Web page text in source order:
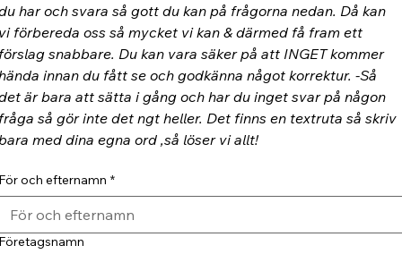
har och svara så gott du kan på frågorna nedan. Då kan
förbereda oss så mycket vi kan & därmed få fram ett
snabbare. Du kan vara säker på att INGET kommer
innan du fått se och godkänna något korrektur. -Så
är bara att sätta i gång och har du inget svar på någon
så gör inte det ngt heller. Det finns en textruta så skriv
med dina egna ord ,så löser vi allt!
och efternamn *